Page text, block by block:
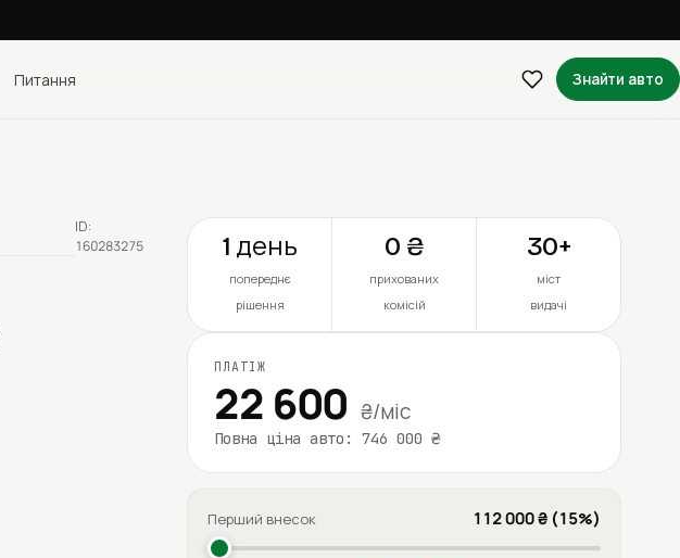
Питання Знайти авто
ID:
160283275
1 день
попереднє
рішення
0 ₴
прихованих
комісій
30+
міст
видачі
ПЛАТІЖ
22 600 ₴/міс
Повна ціна авто: 746 000 ₴
Перший внесок 112 000 ₴ (15%)